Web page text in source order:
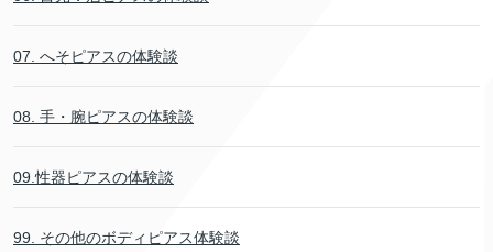
07. へそピアスの体験談
08. 手・腕ピアスの体験談
09.性器ピアスの体験談
99. その他のボディピアス体験談